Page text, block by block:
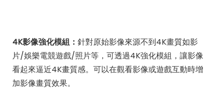
4K影像強化模組： 針對原始影像來源不到4K畫質如影
片/娛樂電競遊戲/照片等，可透過4K強化模組，讓影像
看起來逼近4K畫質感。可以在觀看影像或遊戲互動時增
加影像畫質效果。